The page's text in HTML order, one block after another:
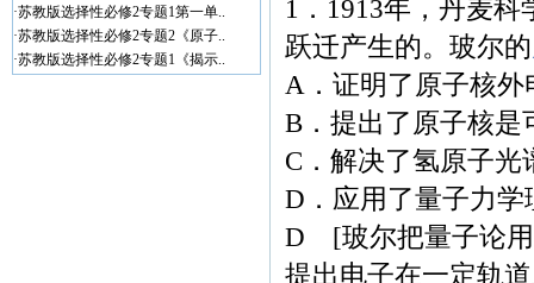
·苏教版选择性必修2专题1第一单..
·苏教版选择性必修2专题2《原子..
·苏教版选择性必修2专题1《揭示..
1．1913年，丹麦
跃迁产生的。玻尔的
A．证明了原子核
B．提出了原子核是
C．解决了氢原子
D．应用了量子力
D [玻尔把量子论用
提出电子在一定轨